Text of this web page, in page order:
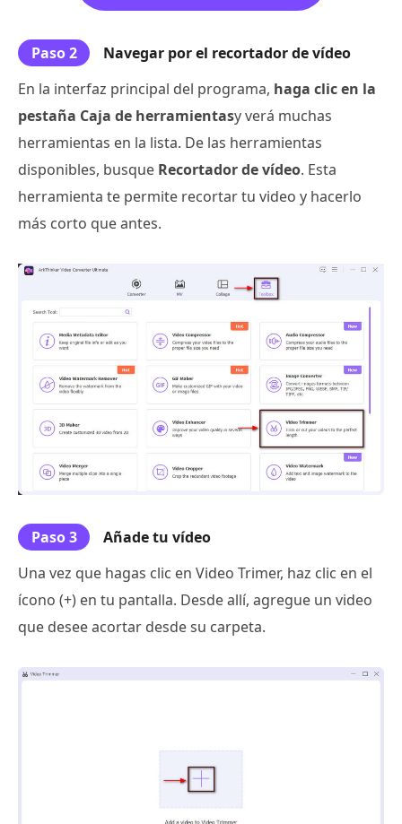
Paso 2
Navegar por el recortador de vídeo
En la interfaz principal del programa, haga clic en la
pestaña Caja de herramientasy verá muchas
herramientas en la lista. De las herramientas
disponibles, busque Recortador de vídeo. Esta
herramienta te permite recortar tu video y hacerlo
más corto que antes.
Paso 3
Añade tu vídeo
Una vez que hagas clic en Video Trimer, haz clic en el
ícono (+) en tu pantalla. Desde allí, agregue un video
que desee acortar desde su carpeta.